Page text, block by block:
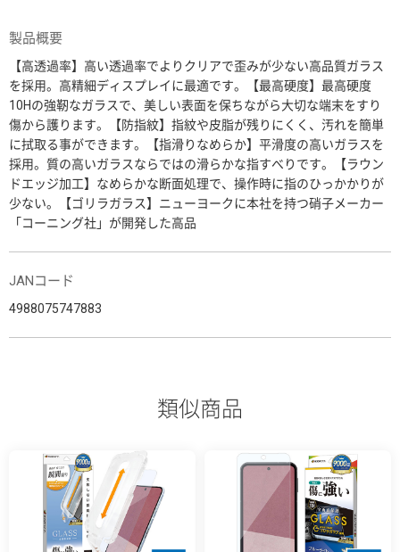
製品概要
【高透過率】高い透過率でよりクリアで歪みが少ない高品質ガラス
を採用。高精細ディスプレイに最適です。【最高硬度】最高硬度
10Hの強靭なガラスで、美しい表面を保ちながら大切な端末をすり
傷から護ります。【防指紋】指紋や皮脂が残りにくく、汚れを簡単
に拭取る事ができます。【指滑りなめらか】平滑度の高いガラスを
採用。質の高いガラスならではの滑らかな指すべりです。【ラウン
ドエッジ加工】なめらかな断面処理で、操作時に指のひっかかりが
少ない。【ゴリラガラス】ニューヨークに本社を持つ硝子メーカー
「コーニング社」が開発した高品
JANコード
4988075747883
類似商品